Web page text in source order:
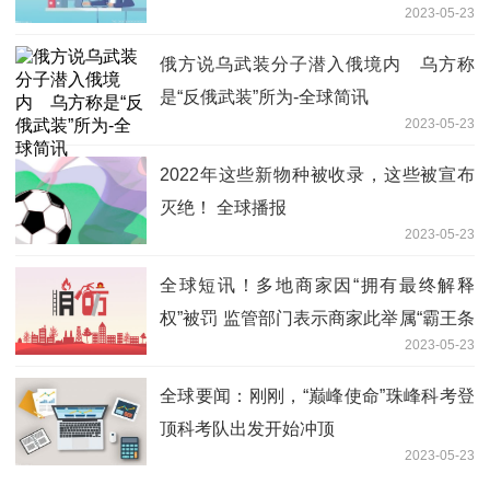
2023-05-23
俄方说乌武装分子潜入俄境内 乌方称
是“反俄武装”所为-全球简讯
2023-05-23
2022年这些新物种被收录，这些被宣布
灭绝！ 全球播报
2023-05-23
全球短讯！多地商家因“拥有最终解释
权”被罚 监管部门表示商家此举属“霸王条
2023-05-23
全球要闻：刚刚，“巅峰使命”珠峰科考登
顶科考队出发开始冲顶
2023-05-23